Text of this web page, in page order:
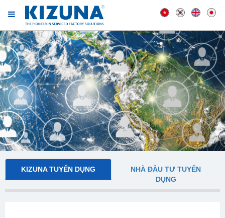
KIZUNA TUYỂN DỤNG
NHÀ ĐẦU TƯ TUYỂN
DỤNG